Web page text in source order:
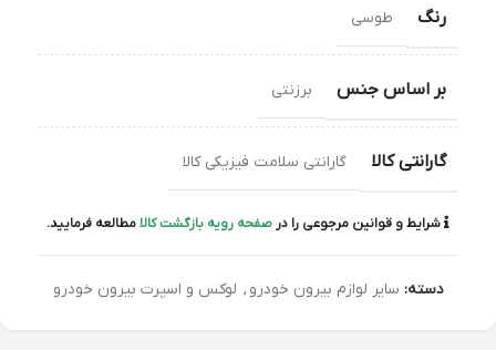
رنگ طوسی
بر اساس جنس برزنتی
گارانتی کالا گارانتی سلامت فیزیکی کالا
شرایط و قوانین مرجوعی را درصفحه رویه بازگشت کالامطالعه فرمایید.
دسته: سایر لوازم بیرون خودرو , لوکس و اسپرت بیرون خودرو